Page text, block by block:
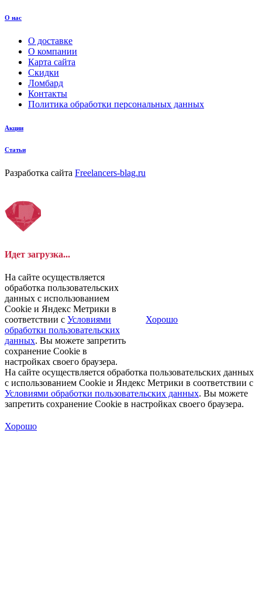
О нас
О доставке
О компании
Карта сайта
Скидки
Ломбард
Контакты
Политика обработки персональных данных
Акции
Статьи
Разработка сайта Freelancers-blag.ru
Идет загрузка...
На сайте осуществляется
обработка пользовательских
данных с использованием
Cookie и Яндекс Метрики в
соответствии с Условиями
обработки пользовательских
данных. Вы можете запретить
сохранение Cookie в
настройках своего браузера.
Хорошо
На сайте осуществляется обработка пользовательских данных
с использованием Cookie и Яндекс Метрики в соответствии с
Условиями обработки пользовательских данных. Вы можете
запретить сохранение Cookie в настройках своего браузера.
Хорошо